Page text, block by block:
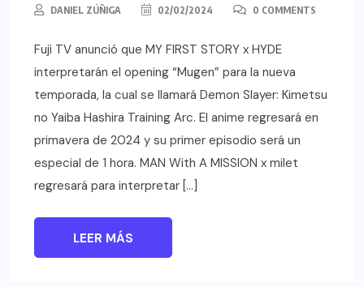
DANIEL ZÚÑIGA 02/02/2024 0 COMMENTS
Fuji TV anunció que MY FIRST STORY x HYDE
interpretarán el opening “Mugen” para la nueva
temporada, la cual se llamará Demon Slayer: Kimetsu
no Yaiba Hashira Training Arc. El anime regresará en
primavera de 2024 y su primer episodio será un
especial de 1 hora. MAN With A MISSION x milet
regresará para interpretar […]
LEER MÁS